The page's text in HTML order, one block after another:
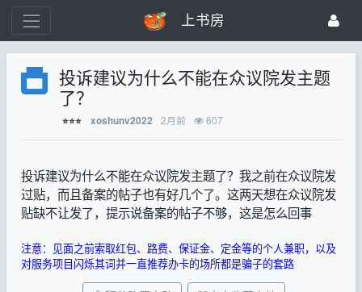
上书房
投诉建议为什么不能在众议院发主题
了？
⭐⭐⭐ xoshunv2022 2月前 607
投诉建议为什么不能在众议院发主题了？我之前在众议院发
过贴，而且备案的帖子也有好几个了。这两天想在众议院发
贴缺不让发了，提示说备案的帖子不够，这是怎么回事
注意：见面之前索取红包、路费、保证金、定金等的个人兼职，以及
对服务项目闪烁其词并一直推荐办卡的场所都是骗子的套路